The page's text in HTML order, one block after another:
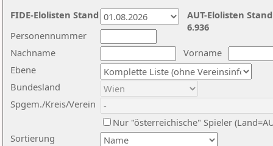
Nachname
Vorname
Ebene
Sortierung
Personennummer
Bundesland
Spgem./Kreis/Verein
Nur "österreichische" Spieler
AUT-Elolisten
6.936
FIDE-Elolisten Stand